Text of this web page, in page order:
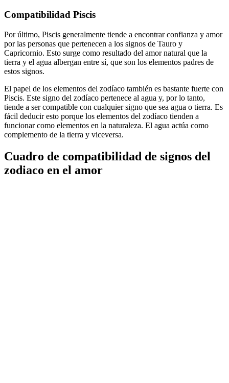
Compatibilidad Piscis
Por último, Piscis generalmente tiende a encontrar confianza y amor
por las personas que pertenecen a los signos de Tauro y
Capricornio. Esto surge como resultado del amor natural que la
tierra y el agua albergan entre sí, que son los elementos padres de
estos signos.
El papel de los elementos del zodíaco también es bastante fuerte con
Piscis. Este signo del zodíaco pertenece al agua y, por lo tanto,
tiende a ser compatible con cualquier signo que sea agua o tierra. Es
fácil deducir esto porque los elementos del zodíaco tienden a
funcionar como elementos en la naturaleza. El agua actúa como
complemento de la tierra y viceversa.
Cuadro de compatibilidad de signos del
zodiaco en el amor